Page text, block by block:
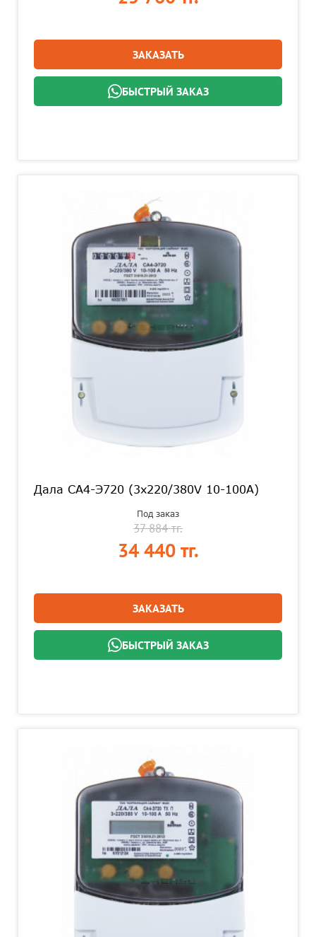
ЗАКАЗАТЬ
БЫСТРЫЙ ЗАКАЗ
Дала СА4-Э720 (3x220/380V 10-100A)
Под заказ
37 884 тг.
34 440 тг.
ЗАКАЗАТЬ
БЫСТРЫЙ ЗАКАЗ